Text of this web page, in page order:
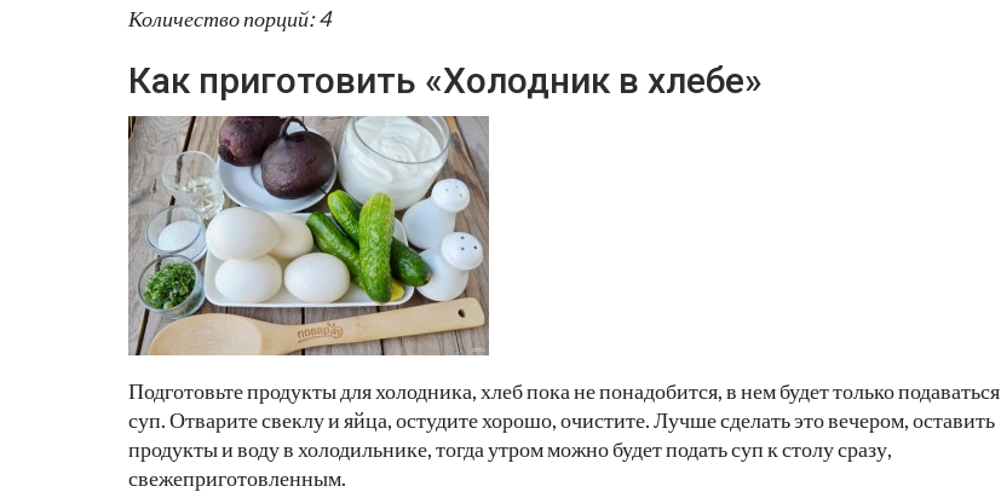
Количество порций: 4
Как приготовить «Холодник в хлебе»
Подготовьте продукты для холодника, хлеб пока не понадобится, в нем будет только подаваться
суп. Отварите свеклу и яйца, остудите хорошо, очистите. Лучше сделать это вечером, оставить
продукты и воду в холодильнике, тогда утром можно будет подать суп к столу сразу,
свежеприготовленным.